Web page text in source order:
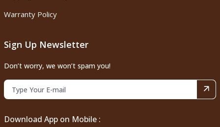
Warranty Policy
Sign Up Newsletter
Don’t worry, we won’t spam you!
Download App on Mobile :